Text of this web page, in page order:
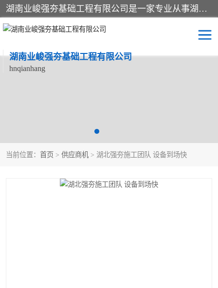
湖南业峻强夯基础工程有限公司是一家专业从事湖南强夯基础工程、强夯机租赁，地基处理的施工单位。业务覆盖：湖南、广东，江西等地。可承接1000KN.m-25000KN.m强夯（置换）工程。公司创始人是国内较早期从事强夯施工的建设者，经过多年的一步一个脚印的发展，在行业内具有较高的度和良好的口碑。
湖南业峻强夯基础工程有限公司
hnqianhang
当前位置： 首页 > 供应商机 > 湖北强夯施工团队 设备到场快